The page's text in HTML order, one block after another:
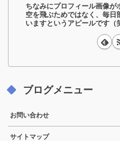
ちなみにプロフィール画像が
空を飛ぶためではなく、毎日
いますというアピールです（
ブログメニュー
お問い合わせ
サイトマップ